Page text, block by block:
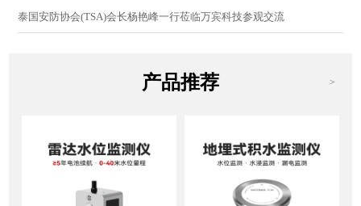
泰国安防协会(TSA)会长杨艳峰一行莅临万宾科技参观交流
产品推荐 >